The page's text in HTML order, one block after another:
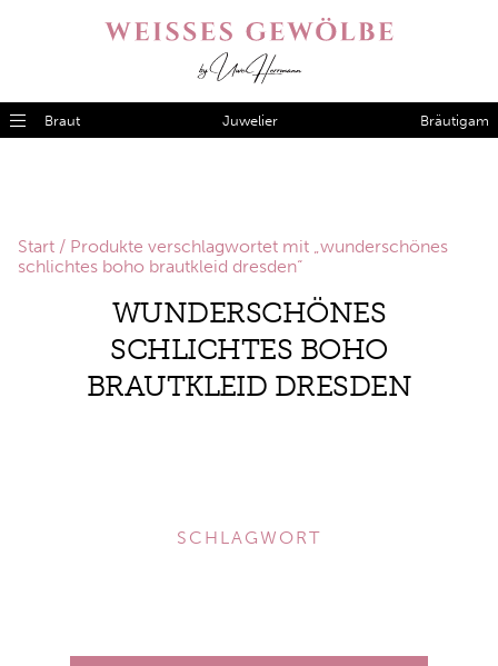
Braut Juwelier Bräutigam
Start / Produkte verschlagwortet mit „wunderschönes
schlichtes boho brautkleid dresden“
WUNDERSCHÖNES
SCHLICHTES BOHO
BRAUTKLEID DRESDEN
SCHLAGWORT